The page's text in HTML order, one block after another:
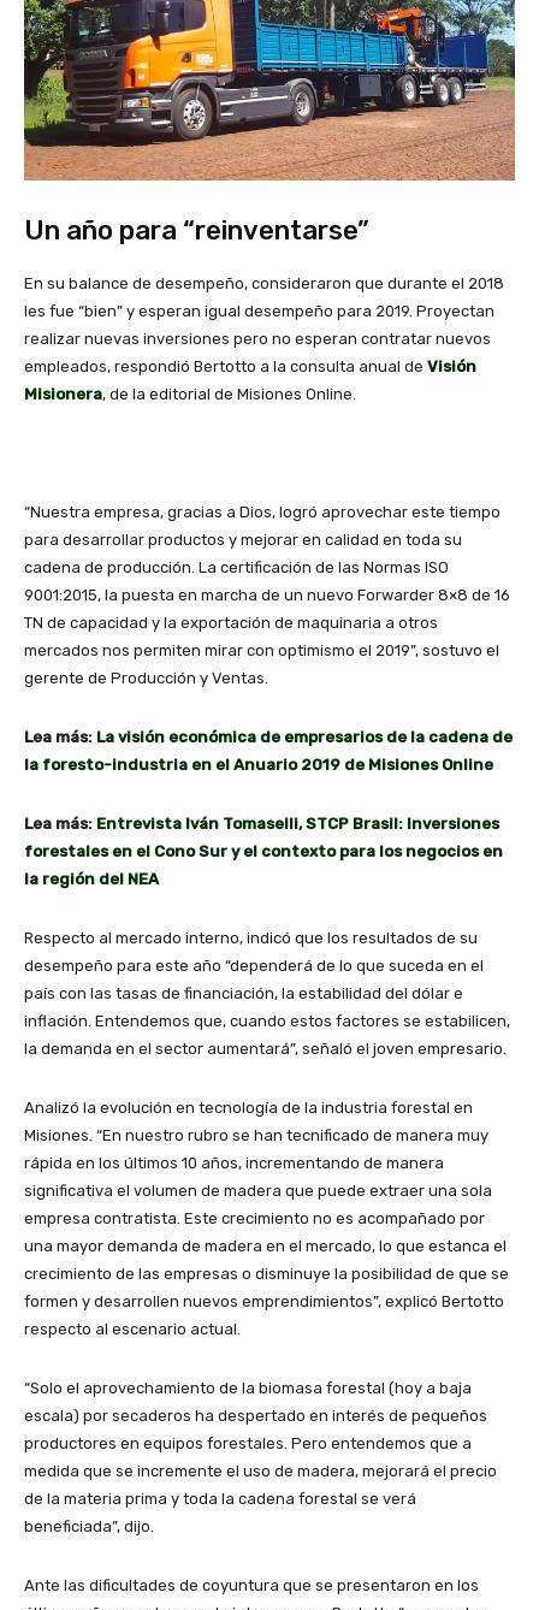
Un año para “reinventarse”
En su balance de desempeño, consideraron que durante el 2018
les fue “bien” y esperan igual desempeño para 2019. Proyectan
realizar nuevas inversiones pero no esperan contratar nuevos
empleados, respondió Bertotto a la consulta anual de Visión
Misionera, de la editorial de Misiones Online.
“Nuestra empresa, gracias a Dios, logró aprovechar este tiempo
para desarrollar productos y mejorar en calidad en toda su
cadena de producción. La certificación de las Normas ISO
9001:2015, la puesta en marcha de un nuevo Forwarder 8×8 de 16
TN de capacidad y la exportación de maquinaria a otros
mercados nos permiten mirar con optimismo el 2019”, sostuvo el
gerente de Producción y Ventas.
Lea más: La visión económica de empresarios de la cadena de
la foresto-industria en el Anuario 2019 de Misiones Online
Lea más: Entrevista Iván Tomaselli, STCP Brasil: Inversiones
forestales en el Cono Sur y el contexto para los negocios en
la región del NEA
Respecto al mercado interno, indicó que los resultados de su
desempeño para este año “dependerá de lo que suceda en el
país con las tasas de financiación, la estabilidad del dólar e
inflación. Entendemos que, cuando estos factores se estabilicen,
la demanda en el sector aumentará”, señaló el joven empresario.
Analizó la evolución en tecnología de la industria forestal en
Misiones. “En nuestro rubro se han tecnificado de manera muy
rápida en los últimos 10 años, incrementando de manera
significativa el volumen de madera que puede extraer una sola
empresa contratista. Este crecimiento no es acompañado por
una mayor demanda de madera en el mercado, lo que estanca el
crecimiento de las empresas o disminuye la posibilidad de que se
formen y desarrollen nuevos emprendimientos”, explicó Bertotto
respecto al escenario actual.
“Solo el aprovechamiento de la biomasa forestal (hoy a baja
escala) por secaderos ha despertado en interés de pequeños
productores en equipos forestales. Pero entendemos que a
medida que se incremente el uso de madera, mejorará el precio
de la materia prima y toda la cadena forestal se verá
beneficiada”, dijo.
Ante las dificultades de coyuntura que se presentaron en los